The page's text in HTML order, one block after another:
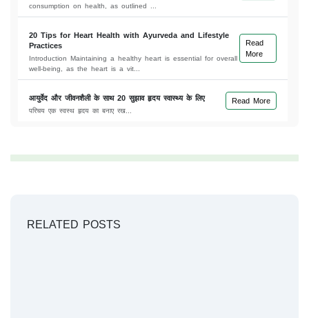
consumption on health, as outlined ...
20 Tips for Heart Health with Ayurveda and Lifestyle
Practices
Introduction Maintaining a healthy heart is essential for overall
well-being, as the heart is a vit...
Read
More
आयुर्वेद और जीवनशैली के साथ 20 सुझाव हृदय स्वास्थ्य के लिए
परिचय एक स्वस्थ हृदय का बनाए रख...
Read More
RELATED POSTS